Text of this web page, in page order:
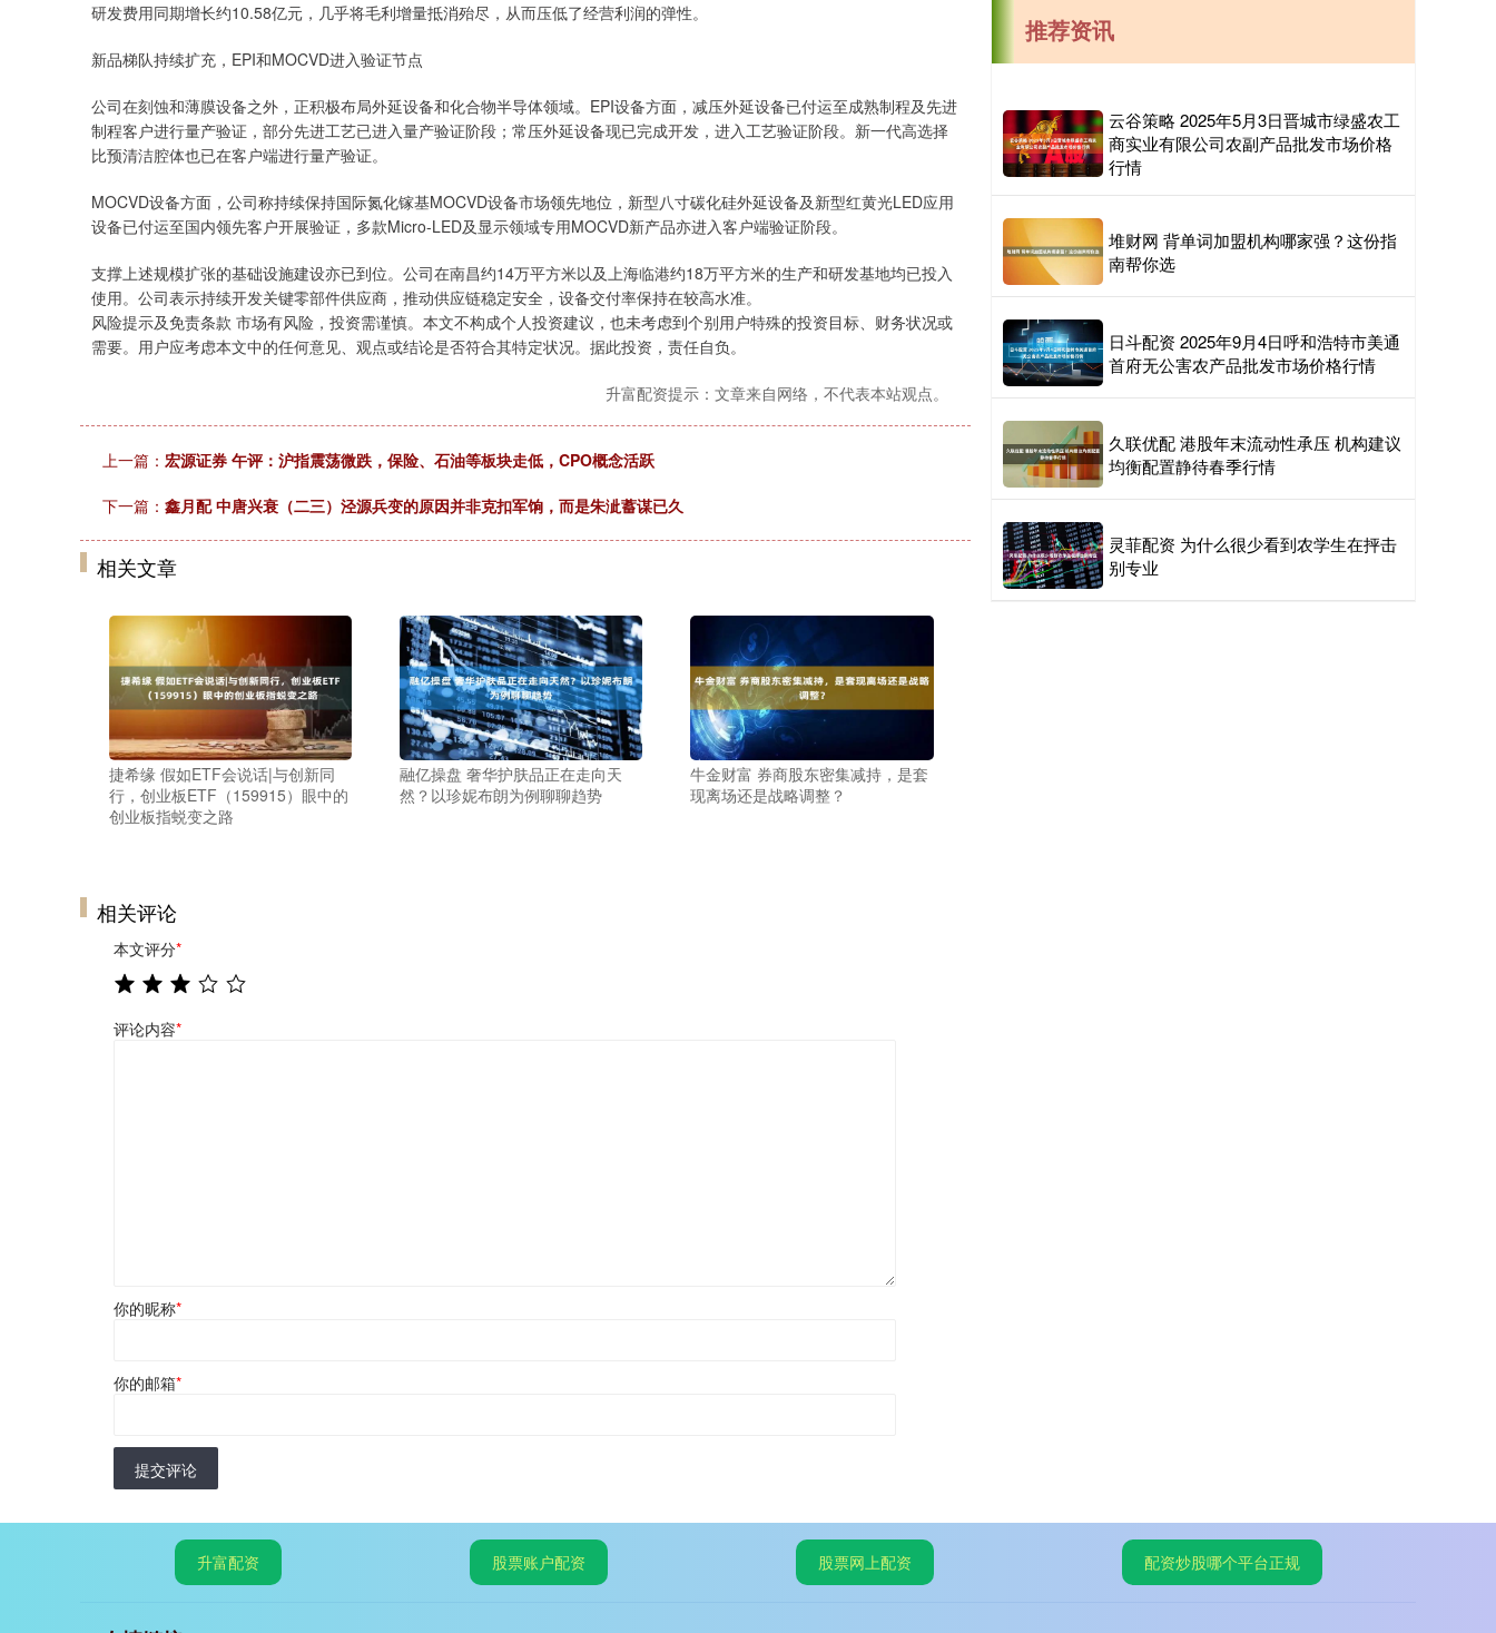
研发费用同期增长约10.58亿元，几乎将毛利增量抵消殆尽，从而压低了经营利润的弹性。
新品梯队持续扩充，EPI和MOCVD进入验证节点
公司在刻蚀和薄膜设备之外，正积极布局外延设备和化合物半导体领域。EPI设备方面，减压外延设备已付运至成熟制程及先进
制程客户进行量产验证，部分先进工艺已进入量产验证阶段；常压外延设备现已完成开发，进入工艺验证阶段。新一代高选择
比预清洁腔体也已在客户端进行量产验证。
MOCVD设备方面，公司称持续保持国际氮化镓基MOCVD设备市场领先地位，新型八寸碳化硅外延设备及新型红黄光LED应用
设备已付运至国内领先客户开展验证，多款Micro-LED及显示领域专用MOCVD新产品亦进入客户端验证阶段。
支撑上述规模扩张的基础设施建设亦已到位。公司在南昌约14万平方米以及上海临港约18万平方米的生产和研发基地均已投入
使用。公司表示持续开发关键零部件供应商，推动供应链稳定安全，设备交付率保持在较高水准。
风险提示及免责条款 市场有风险，投资需谨慎。本文不构成个人投资建议，也未考虑到个别用户特殊的投资目标、财务状况或
需要。用户应考虑本文中的任何意见、观点或结论是否符合其特定状况。据此投资，责任自负。
升富配资提示：文章来自网络，不代表本站观点。
上一篇： 宏源证券 午评：沪指震荡微跌，保险、石油等板块走低，CPO概念活跃
下一篇： 鑫月配 中唐兴衰（二三）泾源兵变的原因并非克扣军饷，而是朱泚蓄谋已久
相关文章
捷希缘 假如ETF会说话|与创新同
行，创业板ETF（159915）眼中的
创业板指蜕变之路
融亿操盘 奢华护肤品正在走向天
然？以珍妮布朗为例聊聊趋势
牛金财富 券商股东密集减持，是套
现离场还是战略调整？
相关评论
本文评分*
评论内容*
你的昵称*
你的邮箱*
提交评论
推荐资讯
云谷策略 2025年5月3日晋城市绿盛农工
商实业有限公司农副产品批发市场价格
行情
堆财网 背单词加盟机构哪家强？这份指
南帮你选
日斗配资 2025年9月4日呼和浩特市美通
首府无公害农产品批发市场价格行情
久联优配 港股年末流动性承压 机构建议
均衡配置静待春季行情
灵菲配资 为什么很少看到农学生在抨击
别专业
升富配资 股票账户配资 股票网上配资 配资炒股哪个平台正规